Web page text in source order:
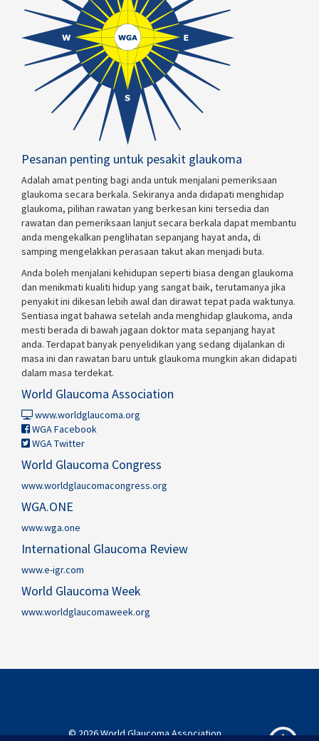
Pesanan penting untuk pesakit glaukoma
Adalah amat penting bagi anda untuk menjalani pemeriksaan
glaukoma secara berkala. Sekiranya anda didapati menghidap
glaukoma, pilihan rawatan yang berkesan kini tersedia dan
rawatan dan pemeriksaan lanjut secara berkala dapat membantu
anda mengekalkan penglihatan sepanjang hayat anda, di
samping mengelakkan perasaan takut akan menjadi buta.
Anda boleh menjalani kehidupan seperti biasa dengan glaukoma
dan menikmati kualiti hidup yang sangat baik, terutamanya jika
penyakit ini dikesan lebih awal dan dirawat tepat pada waktunya.
Sentiasa ingat bahawa setelah anda menghidap glaukoma, anda
mesti berada di bawah jagaan doktor mata sepanjang hayat
anda. Terdapat banyak penyelidikan yang sedang dijalankan di
masa ini dan rawatan baru untuk glaukoma mungkin akan didapati
dalam masa terdekat.
World Glaucoma Association
www.worldglaucoma.org
WGA Facebook
WGA Twitter
World Glaucoma Congress
www.worldglaucomacongress.org
WGA.ONE
www.wga.one
International Glaucoma Review
www.e-igr.com
World Glaucoma Week
www.worldglaucomaweek.org
© 2026 World Glaucoma Association